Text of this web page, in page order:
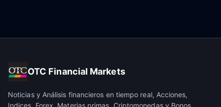
OTC Financial Markets
Noticias y Análisis financieros en tiempo real, Acciones,
Indices, Forex, Materias primas, Criptomonedas y Bonos.